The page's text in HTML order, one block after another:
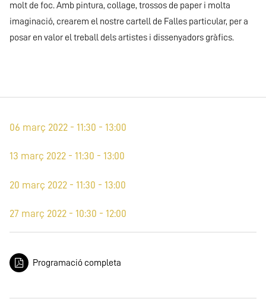
molt de foc. Amb pintura, collage, trossos de paper i molta
imaginació, crearem el nostre cartell de Falles particular, per a
posar en valor el treball dels artistes i dissenyadors gràfics.
06 març 2022 - 11:30 - 13:00
13 març 2022 - 11:30 - 13:00
20 març 2022 - 11:30 - 13:00
27 març 2022 - 10:30 - 12:00
Programació completa